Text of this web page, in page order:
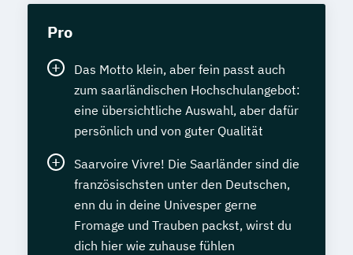
Pro
Das Motto klein, aber fein passt auch
zum saarländischen Hochschulangebot:
eine übersichtliche Auswahl, aber dafür
persönlich und von guter Qualität
Saarvoire Vivre! Die Saarländer sind die
französischsten unter den Deutschen,
enn du in deine Univesper gerne
Fromage und Trauben packst, wirst du
dich hier wie zuhause fühlen